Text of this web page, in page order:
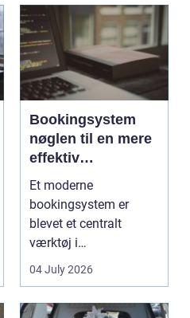
Bookingsystem
nøglen til en mere
effektiv
klinikhverdag
Et moderne
bookingsystem er
blevet et centralt
værktøj i
sundhedssektoren.
Klinikker, praksis og
beh...
04 July 2026